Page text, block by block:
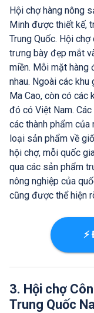
Hội chợ hàng nông
Minh được thiết kế,
Trung Quốc. Hội
trưng bày đẹp mắt
miền. Mỗi mặt hàng
nhau. Ngoài các khu
Ma Cao, còn có các
đó có Việt Nam.
các thành phẩm của
loại sản phẩm về
hội chợ, mỗi quốc
qua các sản phẩm
nông nghiệp của
cũng được thể hiện
3. Hội chợ
Trung Quốc